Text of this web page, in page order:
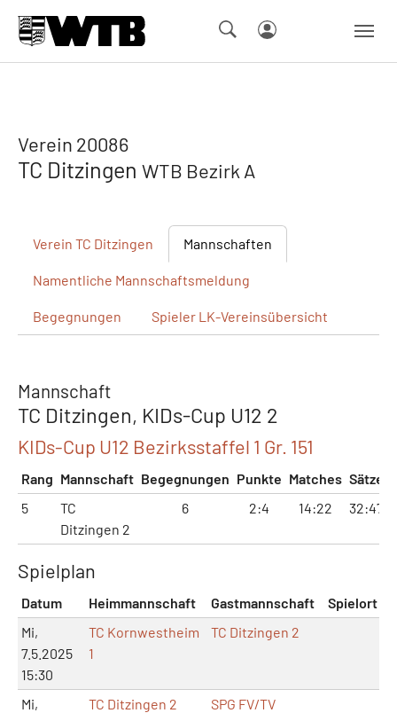
Verein 20086
TC Ditzingen WTB Bezirk A
Verein TC Ditzingen Mannschaften
Namentliche Mannschaftsmeldung
Begegnungen Spieler LK-Vereinsübersicht
Mannschaft
TC Ditzingen, KIDs-Cup U12 2
KIDs-Cup U12 Bezirksstaffel 1 Gr. 151
Rang Mannschaft Begegnungen Punkte Matches Sätze
5
TC
Ditzingen 2
6 2:4 14:22 32:47
Spielplan
Datum Heimmannschaft Gastmannschaft
Spielort
Mi,
7.5.2025
15:30
TC Kornwestheim
1
TC Ditzingen 2
Mi,
TC Ditzingen 2
SPG FV/TV